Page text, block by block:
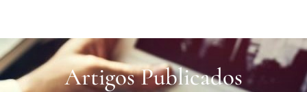
Artigos Publicados